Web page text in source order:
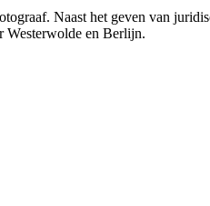
Naast het geven van
Westerwolde en Berlijn.